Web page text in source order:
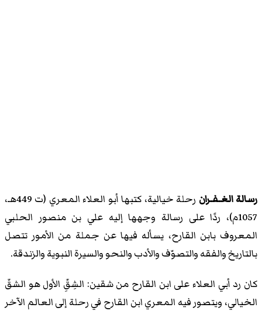
رسالة الغـفـران
رحلة خيالية، كتبها أبو العلاء المعري (ت 449هـ،
1057م)، ردًا على رسالة وجهها إليه علي بن منصور الحلبي
المعروف بابن القارح، يسأله فيها عن جملة من الأمور تتصل
بالتاريخ والفقه والتصوّف والأدب والنحو والسيرة النبوية والزندقة.
كان رد أبي العلاء على ابن القارح من شقين: الشِقِّ الأول هو الشقّ
الخيالي، ويتصور فيه المعري ابن القارح في رحلة إلى العالم الآخر